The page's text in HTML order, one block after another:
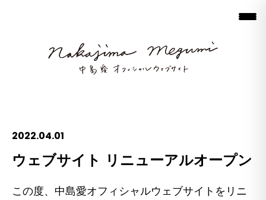
2022.04.01
ウェブサイト リニューアルオープン
この度、中島愛オフィシャルウェブサイトをリニ